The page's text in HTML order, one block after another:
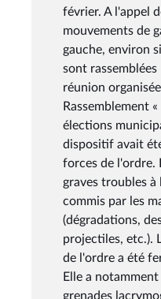
février. A l'appel
mouvements de
gauche, environ
sont
réunion
Rassemblement
élections
dispositif avait
forces de l'ordre.
graves troubles
commis par les
(dégradations,
projectiles, etc.).
de l'ordre a été
Elle a
grenades